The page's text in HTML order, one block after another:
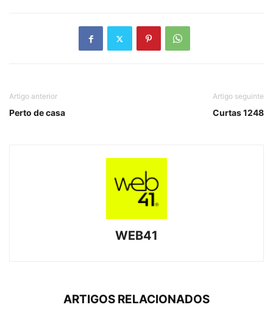
Artigo anterior
Perto de casa
Artigo seguinte
Curtas 1248
WEB41
ARTIGOS RELACIONADOS